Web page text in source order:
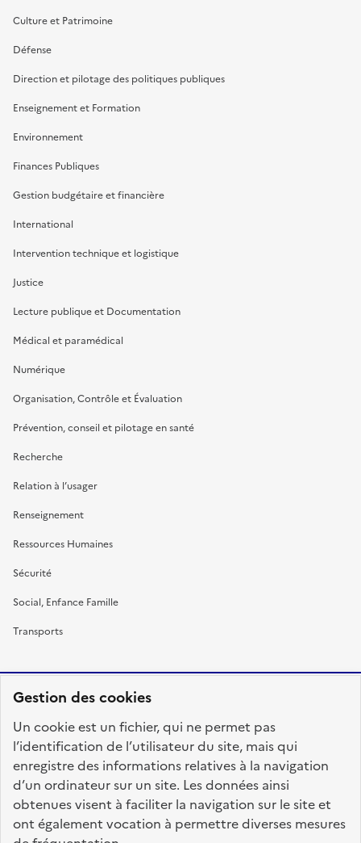
Gestion des cookies
Un cookie est un fichier, qui ne permet pas
l’identification de l’utilisateur du site, mais qui
enregistre des informations relatives à la navigation
d’un ordinateur sur un site. Les données ainsi
obtenues visent à faciliter la navigation sur le site et
ont également vocation à permettre diverses mesures
Culture et Patrimoine
Défense
Direction et pilotage des politiques publiques
Enseignement et Formation
Environnement
Finances Publiques
Gestion budgétaire et financière
International
Intervention technique et logistique
Justice
Lecture publique et Documentation
Médical et paramédical
Numérique
Organisation, Contrôle et Évaluation
Prévention, conseil et pilotage en santé
Recherche
Relation à l’usager
Renseignement
Ressources Humaines
Sécurité
Social, Enfance Famille
Transports
FRANÇAISE
fonction-publique.gouv.fr
legifrance.gouv.fr